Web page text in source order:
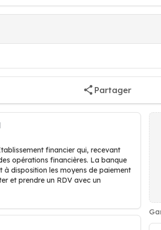
Partager
financier qui, recevant
opérations financières. La banque
à disposition les moyens de paiement
et prendre un RDV avec un